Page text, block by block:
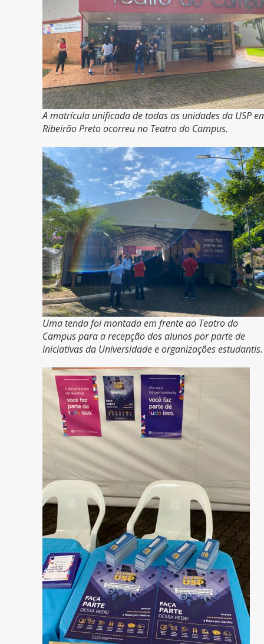
A matrícula unificada de todas as unidades da USP
Ribeirão Preto ocorreu no Teatro do Campus.
Uma tenda foi montada em frente ao Teatro do
Campus para a recepção dos alunos por parte de
iniciativas da Universidade e organizações estudantis.